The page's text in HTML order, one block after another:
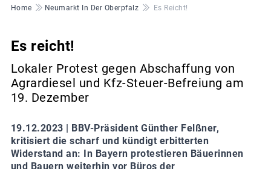
Pfadnavigation
Home Neumarkt In Der Oberpfalz Es Reicht!
Es reicht!
Lokaler Protest gegen Abschaffung von
Agrardiesel und Kfz-Steuer-Befreiung am
19. Dezember
19.12.2023 | BBV-Präsident Günther Felßner,
kritisiert die scharf und kündigt erbitterten
Widerstand an: In Bayern protestieren Bäuerinnen
und Bauern weiterhin vor Büros der